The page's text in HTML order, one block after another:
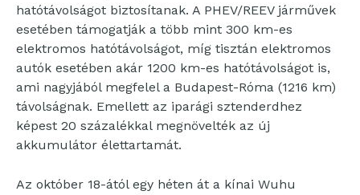
hatótávolságot biztosítanak. A PHEV/REEV járművek
esetében támogatják a több mint 300 km-es
elektromos hatótávolságot, míg tisztán elektromos
autók esetében akár 1200 km-es hatótávolságot is,
ami nagyjából megfelel a Budapest-Róma (1216 km)
távolságnak. Emellett az iparági sztenderdhez
képest 20 százalékkal megnövelték az új
akkumulátor élettartamát.
Az október 18-ától egy héten át a kínai Wuhu